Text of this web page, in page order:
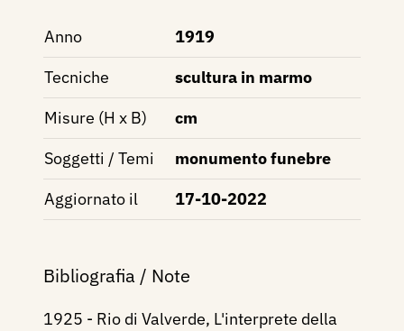
Anno
1919
Tecniche
scultura in marmo
Misure (H x B)
cm
Soggetti / Temi
monumento funebre
Aggiornato il
17-10-2022
Bibliografia / Note
1925 - Rio di Valverde, L'interprete della